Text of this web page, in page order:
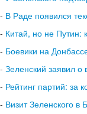
- В Раде появился
- Китай, но не Путин:
- Боевики на
- Зеленский заявил о
- Рейтинг партий: за
- Визит Зеленского в